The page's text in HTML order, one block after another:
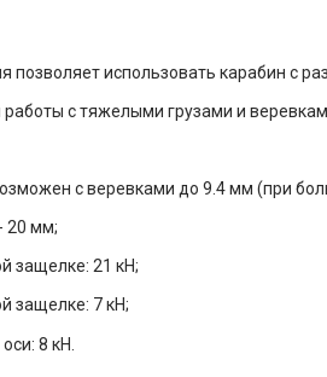
позволяет использовать карабин с
с тяжелыми грузами и
с веревками до 9.4 мм (при
20 мм;
защелке: 21 кН;
защелке: 7 кН;
8 кН.